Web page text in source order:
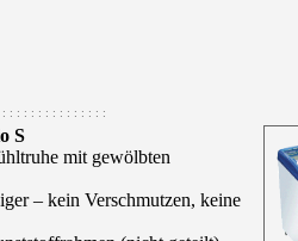
: : : : : : : : : : : : : :
S
mit gewölbten
– kein Verschmutzen, keine